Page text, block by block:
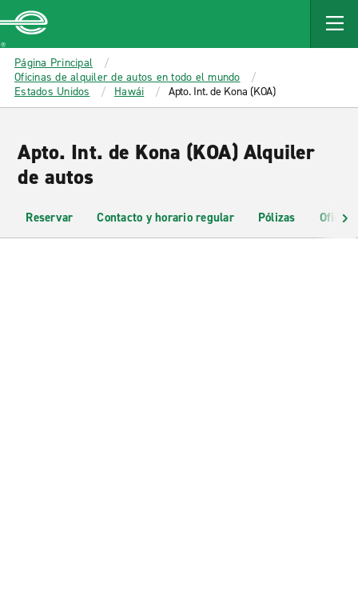
MAIN
CONTENT
Enterprise
Página Principal
Oficinas de alquiler de autos en todo el mundo
Estados Unidos
Hawái Apto. Int. de Kona (KOA)
Apto. Int. de Kona (KOA) Alquiler
de autos
Reservar Contacto y horario regular Pólizas